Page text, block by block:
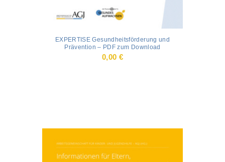
EXPERTISE Gesundheitsförderung und
Prävention – PDF zum Download
0,00 €